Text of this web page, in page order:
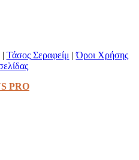
| Τάσος Σεραφείμ |Όροι Χρήσης
PRO